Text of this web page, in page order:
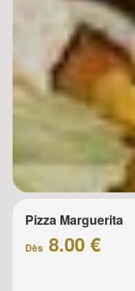
Pizza Marguerita
Dès 8.00 €